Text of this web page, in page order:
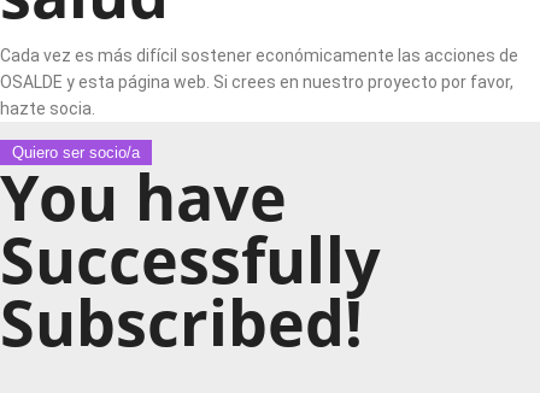
Cada vez es más difícil sostener económicamente las acciones de
OSALDE y esta página web. Si crees en nuestro proyecto por favor,
hazte socia.
Quiero ser socio/a
You have
Successfully
Subscribed!